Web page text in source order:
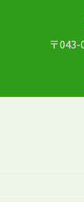
〒